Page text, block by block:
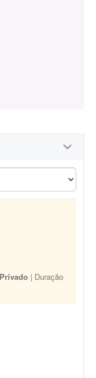
Privado | Duração